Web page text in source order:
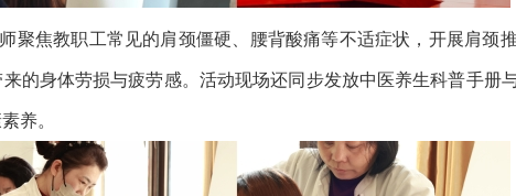
聚焦教职工常见的肩颈僵硬、腰背酸痛等不适症状，开展肩颈
的身体劳损与疲劳感。活动现场还同步发放中医养生科普手册
养。